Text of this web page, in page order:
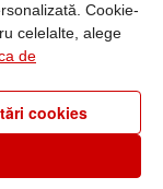
Cookie-
celelalte, alege
de
cookies